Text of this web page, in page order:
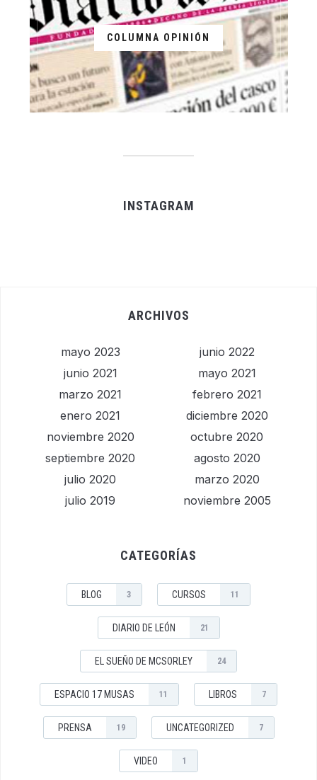
COLUMNA OPINIÓN
INSTAGRAM
ARCHIVOS
mayo 2023
junio 2022
junio 2021
mayo 2021
marzo 2021
febrero 2021
enero 2021
diciembre 2020
noviembre 2020
octubre 2020
septiembre 2020
agosto 2020
julio 2020
marzo 2020
julio 2019
noviembre 2005
CATEGORÍAS
BLOG 3 CURSOS 11
DIARIO DE LEÓN 21
EL SUEÑO DE MCSORLEY 24
ESPACIO 17 MUSAS 11 LIBROS 7
PRENSA 19 UNCATEGORIZED 7
VIDEO 1